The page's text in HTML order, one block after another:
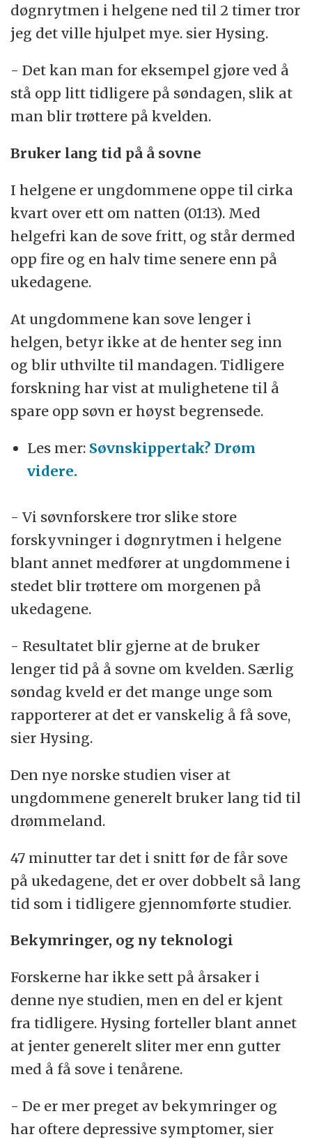
døgnrytmen i helgene ned til 2 timer tror
jeg det ville hjulpet mye. sier Hysing.
- Det kan man for eksempel gjøre ved å
stå opp litt tidligere på søndagen, slik at
man blir trøttere på kvelden.
Bruker lang tid på å sovne
I helgene er ungdommene oppe til cirka
kvart over ett om natten (01:13). Med
helgefri kan de sove fritt, og står dermed
opp fire og en halv time senere enn på
ukedagene.
At ungdommene kan sove lenger i
helgen, betyr ikke at de henter seg inn
og blir uthvilte til mandagen. Tidligere
forskning har vist at mulighetene til å
spare opp søvn er høyst begrensede.
Les mer: Søvnskippertak? Drøm
videre.
- Vi søvnforskere tror slike store
forskyvninger i døgnrytmen i helgene
blant annet medfører at ungdommene i
stedet blir trøttere om morgenen på
ukedagene.
- Resultatet blir gjerne at de bruker
lenger tid på å sovne om kvelden. Særlig
søndag kveld er det mange unge som
rapporterer at det er vanskelig å få sove,
sier Hysing.
Den nye norske studien viser at
ungdommene generelt bruker lang tid til
drømmeland.
47 minutter tar det i snitt før de får sove
på ukedagene, det er over dobbelt så lang
tid som i tidligere gjennomførte studier.
Bekymringer, og ny teknologi
Forskerne har ikke sett på årsaker i
denne nye studien, men en del er kjent
fra tidligere. Hysing forteller blant annet
at jenter generelt sliter mer enn gutter
med å få sove i tenårene.
- De er mer preget av bekymringer og
har oftere depressive symptomer, sier